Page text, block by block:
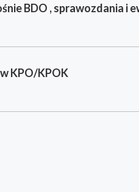
BDO , sprawozdania i
KPO/KPOK